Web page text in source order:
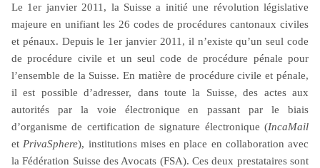
électronique pour respecter les délais. La rigueur du
Tribunal pourrait décourager les avocats d’adopter
pleinement les outils numériques, freinant ainsi
l’évolution vers une pratique entièrement dématérialisée.
En somme, la transition vers une justice moderne et
électronique en Suisse reste un chemin semé
d’embûches, où l’incertitude juridique et la responsabilité
personnelle des avocats pèsent lourdement sur leur
pratique quotidienne.
Le 1er janvier 2011, la Suisse a initié une révolution législative
majeure en unifiant les 26 codes de procédures cantonaux civiles
et pénaux. Depuis le 1er janvier 2011, il n’existe qu’un seul code
de procédure civile et un seul code de procédure pénale pour
l’ensemble de la Suisse. En matière de procédure civile et pénale,
il est possible d’adresser, dans toute la Suisse, des actes aux
autorités par la voie électronique en passant par le biais
d’organisme de certification de signature électronique (IncaMail
et PrivaSphere), institutions mises en place en collaboration avec
la Fédération Suisse des Avocats (FSA). Ces deux prestataires sont